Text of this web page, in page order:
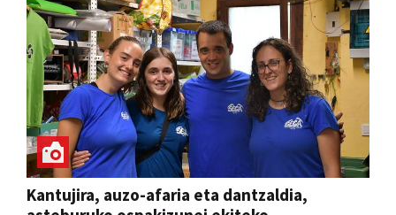
Kantujira, auzo-afaria eta dantzaldia,